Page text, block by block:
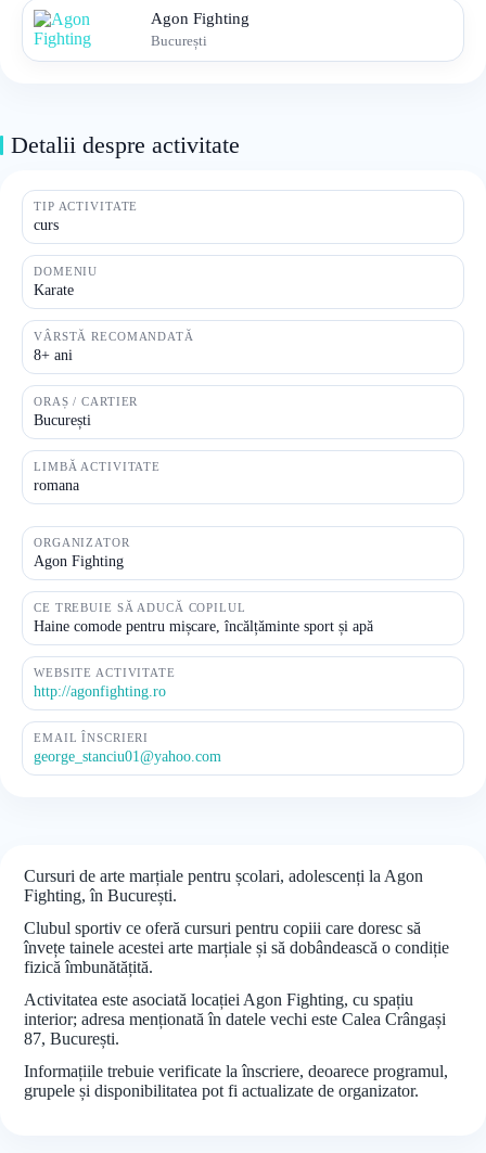
Agon Fighting
București
Detalii despre activitate
TIP ACTIVITATE
curs
DOMENIU
Karate
VÂRSTĂ RECOMANDATĂ
8+ ani
ORAȘ / CARTIER
București
LIMBĂ ACTIVITATE
romana
ORGANIZATOR
Agon Fighting
CE TREBUIE SĂ ADUCĂ COPILUL
Haine comode pentru mișcare, încălțăminte sport și apă
WEBSITE ACTIVITATE
http://agonfighting.ro
EMAIL ÎNSCRIERI
george_stanciu01@yahoo.com
Cursuri de arte marțiale pentru școlari, adolescenți la Agon
Fighting, în București.
Clubul sportiv ce oferă cursuri pentru copiii care doresc să
învețe tainele acestei arte marțiale și să dobândească o condiție
fizică îmbunătățită.
Activitatea este asociată locației Agon Fighting, cu spațiu
interior; adresa menționată în datele vechi este Calea Crângași
87, București.
Informațiile trebuie verificate la înscriere, deoarece programul,
grupele și disponibilitatea pot fi actualizate de organizator.